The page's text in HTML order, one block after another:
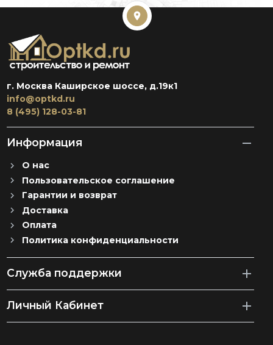
г. Москва Каширское шоссе, д.19к1
info@optkd.ru
8 (495) 128-03-81
Информация
О нас
Пользовательское соглашение
Гарантии и возврат
Доставка
Оплата
Политика конфиденциальности
Служба поддержки
Личный Кабинет